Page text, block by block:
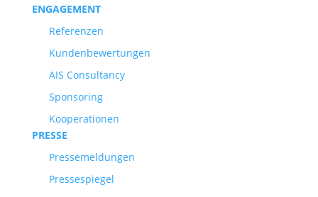
ENGAGEMENT
Referenzen
Kundenbewertungen
AIS Consultancy
Sponsoring
Kooperationen
PRESSE
Pressemeldungen
Pressespiegel